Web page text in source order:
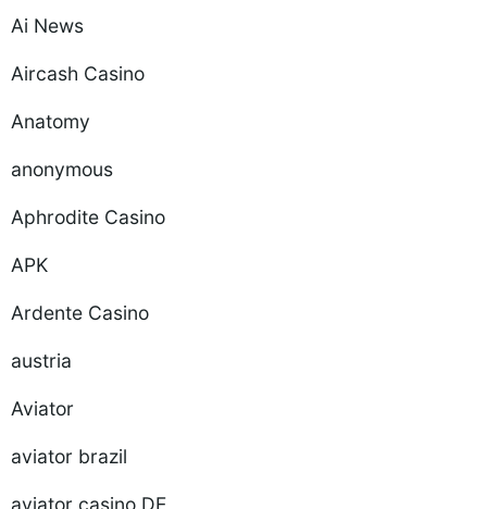
Ai News
Aircash Casino
Anatomy
anonymous
Aphrodite Casino
APK
Ardente Casino
austria
Aviator
aviator brazil
aviator casino DE